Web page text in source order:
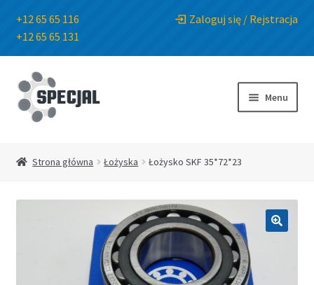
+12 65 65 116
+12 65 65 131
Zaloguj się / Rejstracja
Przejdź
do
nawigacji
Przejdź
do
treści
Menu
Strona główna Łożyska Łożysko SKF 35*72*23